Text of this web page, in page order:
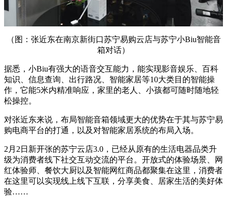
（图：张近东在南京新街口苏宁易购云店与苏宁小Biu智能音
箱对话）
据悉，小Biu有强大的语音交互能力，能实现影音娱乐、百科
知识、信息查询、出行路况、智能家居等10大类目的智能操
作，它能5米内精准响应，家里的老人、小孩都可随时随地轻
松操控。
对张近东来说，布局智能音箱领域更大的优势在于其与苏宁易
购电商平台的打通，以及对智能家居系统的布局入场。
2月2日新开张的苏宁云店3.0，已经从原有的生活电器品类升
级为消费者线下社交互动交流的平台。开放式的体验场景、网
红体验师、餐饮大厨以及智能网红商品都聚集在这里，消费者
在这里可以实现线上线下互联，分享美食、居家生活的美好体
验……